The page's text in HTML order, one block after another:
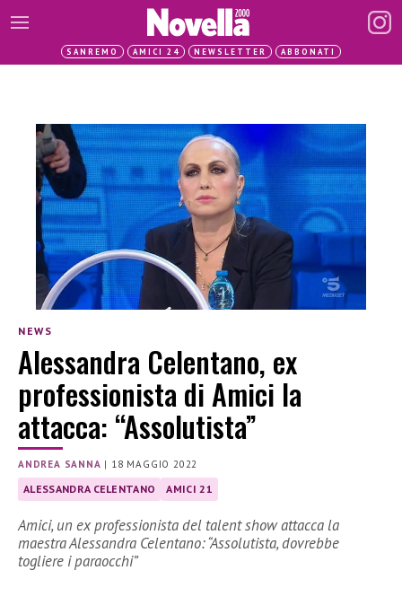
SANREMO AMICI 24 NEWSLETTER ABBONATI
NEWS
Alessandra Celentano, ex
professionista di Amici la
attacca: “Assolutista”
ANDREA SANNA | 18 MAGGIO 2022
ALESSANDRA CELENTANO AMICI 21
Amici, un ex professionista del talent show attacca la
maestra Alessandra Celentano: “Assolutista, dovrebbe
togliere i paraocchi”